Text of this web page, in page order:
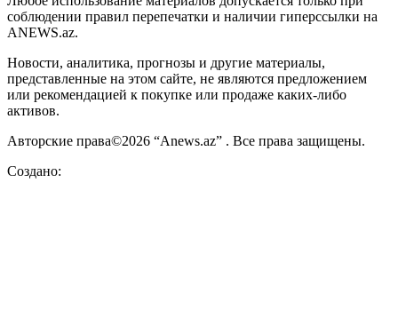
соблюдении правил перепечатки и наличии гиперссылки на
ANEWS.az.
Новости, аналитика, прогнозы и другие материалы,
представленные на этом сайте, не являются предложением
или рекомендацией к покупке или продаже каких-либо
активов.
Авторские права©2026 “Anews.az” . Все права защищены.
Создано: